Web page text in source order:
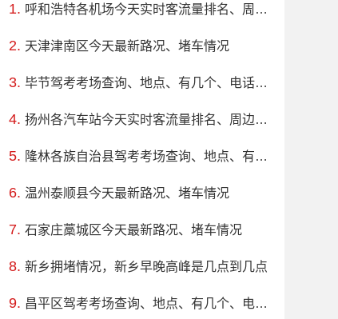
呼和浩特各机场今天实时客流量排名、周边路况
天津津南区今天最新路况、堵车情况
毕节驾考考场查询、地点、有几个、电话、上班时间
扬州各汽车站今天实时客流量排名、周边路况
隆林各族自治县驾考考场查询、地点、有几个、电话、上班时间
温州泰顺县今天最新路况、堵车情况
石家庄藁城区今天最新路况、堵车情况
新乡拥堵情况，新乡早晚高峰是几点到几点
昌平区驾考考场查询、地点、有几个、电话、上班时间